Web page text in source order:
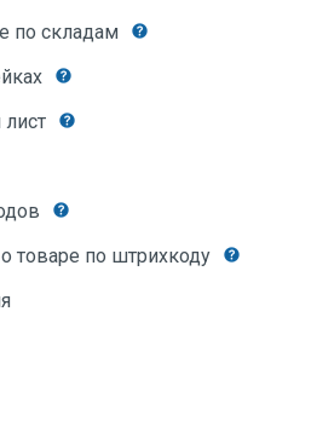
по складам
товаре по штрихкоду